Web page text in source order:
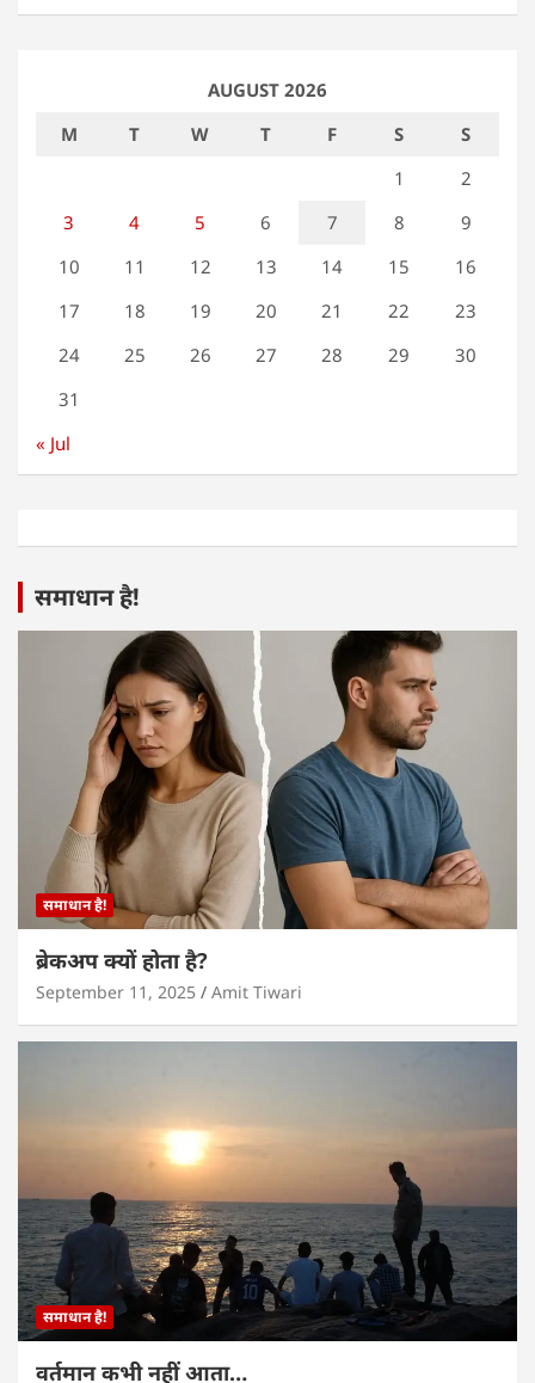
AUGUST 2026
M
T W T F S
S
1
2
3
4 5 6 7 8
9
10
11 12 13 14 15
16
17
18 19 20 21 22
23
24
25 26 27 28 29
30
31
« Jul
समाधान है!
समाधान है!
ब्रेकअप क्यों होता है?
September 11, 2025 Amit Tiwari
समाधान है!
वर्तमान कभी नहीं आता…